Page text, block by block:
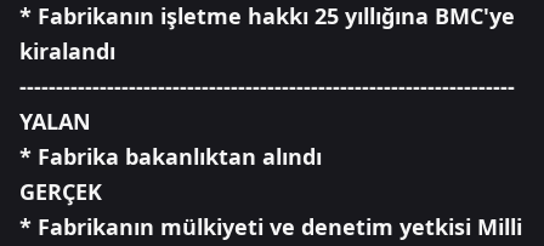
* Fabrikanın işletme hakkı 25 yıllığına BMC'ye
kiralandı
--------------------------------------------------------------------
YALAN
* Fabrika bakanlıktan alındı
GERÇEK
* Fabrikanın mülkiyeti ve denetim yetkisi Milli